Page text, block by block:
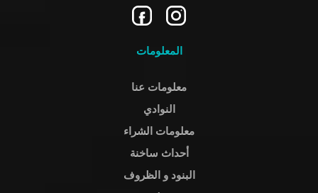
المعلومات
معلومات عنا
النوادي
معلومات الشراء
أحداث ساخنة
البنود و الظروف